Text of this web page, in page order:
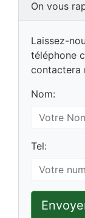
On vous
Laissez-
téléphone
contactera
Nom:
Tel: